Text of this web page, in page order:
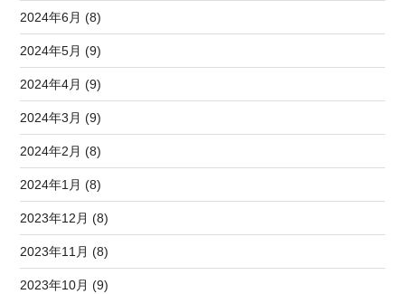
2024年6月 (8)
2024年5月 (9)
2024年4月 (9)
2024年3月 (9)
2024年2月 (8)
2024年1月 (8)
2023年12月 (8)
2023年11月 (8)
2023年10月 (9)